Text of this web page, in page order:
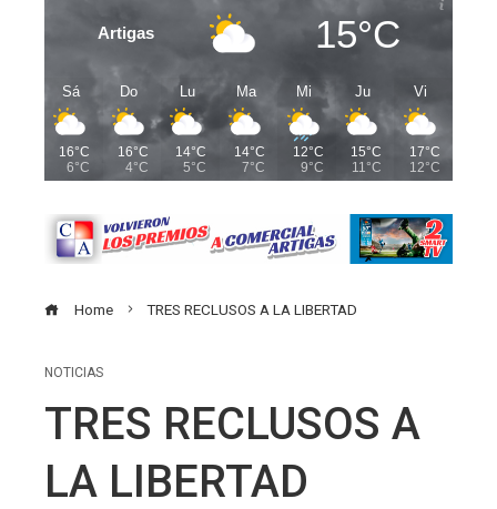
Artigas 15°C
Sá
16°C
6°C
Do
16°C
4°C
Lu
14°C
5°C
Ma
14°C
7°C
Mi
12°C
9°C
Ju
15°C
11°C
Vi
17°C
12°C
Home TRES RECLUSOS A LA LIBERTAD
NOTICIAS
TRES RECLUSOS A
LA LIBERTAD